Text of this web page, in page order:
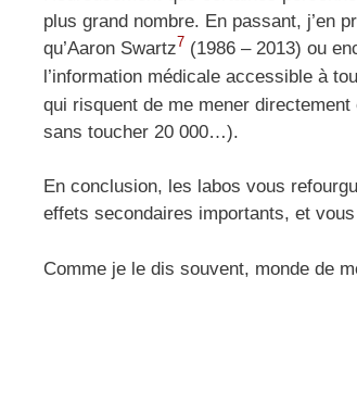
plus grand nombre. En passant, j’en
qu’Aaron Swartz7 (1986 – 2013) ou
l’information médicale accessible à
qui risquent de me mener
sans toucher 20 000…).
En conclusion, les labos vous
effets secondaires importants, et
Comme je le dis souvent, monde de